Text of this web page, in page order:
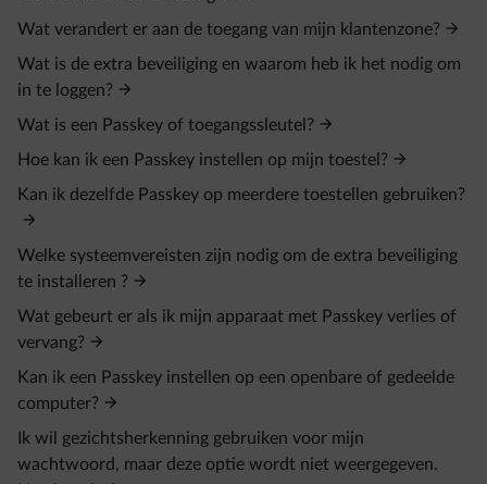
Wat verandert er aan de toegang van mijn klantenzone?
Wat is de extra beveiliging en waarom heb ik het nodig om
in te loggen?
Wat is een Passkey of toegangssleutel?
Hoe kan ik een Passkey instellen op mijn toestel?
Kan ik dezelfde Passkey op meerdere toestellen gebruiken?
Welke systeemvereisten zijn nodig om de extra beveiliging
te installeren ?
Wat gebeurt er als ik mijn apparaat met Passkey verlies of
vervang?
Kan ik een Passkey instellen op een openbare of gedeelde
computer?
Ik wil gezichtsherkenning gebruiken voor mijn
wachtwoord, maar deze optie wordt niet weergegeven.